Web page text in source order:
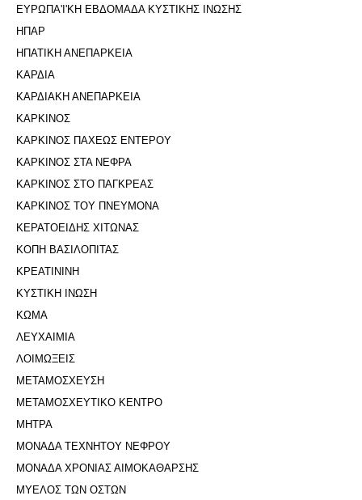
ΕΥΡΩΠΑ'Ι'ΚΗ ΕΒΔΟΜΑΔΑ ΚΥΣΤΙΚΗΣ ΙΝΩΣΗΣ
ΗΠΑΡ
ΗΠΑΤΙΚΗ ΑΝΕΠΑΡΚΕΙΑ
ΚΑΡΔΙΑ
ΚΑΡΔΙΑΚΗ ΑΝΕΠΑΡΚΕΙΑ
ΚΑΡΚΙΝΟΣ
ΚΑΡΚΙΝΟΣ ΠΑΧΕΩΣ ΕΝΤΕΡΟΥ
ΚΑΡΚΙΝΟΣ ΣΤΑ ΝΕΦΡΑ
ΚΑΡΚΙΝΟΣ ΣΤΟ ΠΑΓΚΡΕΑΣ
ΚΑΡΚΙΝΟΣ ΤΟΥ ΠΝΕΥΜΟΝΑ
ΚΕΡΑΤΟΕΙΔΗΣ ΧΙΤΩΝΑΣ
ΚΟΠΗ ΒΑΣΙΛΟΠΙΤΑΣ
ΚΡΕΑΤΙΝΙΝΗ
ΚΥΣΤΙΚΗ ΙΝΩΣΗ
ΚΩΜΑ
ΛΕΥΧΑΙΜΙΑ
ΛΟΙΜΩΞΕΙΣ
ΜΕΤΑΜΟΣΧΕΥΣΗ
ΜΕΤΑΜΟΣΧΕΥΤΙΚΟ ΚΕΝΤΡΟ
ΜΗΤΡΑ
ΜΟΝΑΔΑ ΤΕΧΝΗΤΟΥ ΝΕΦΡΟΥ
ΜΟΝΑΔΑ ΧΡΟΝΙΑΣ ΑΙΜΟΚΑΘΑΡΣΗΣ
ΜΥΕΛΟΣ ΤΩΝ ΟΣΤΩΝ